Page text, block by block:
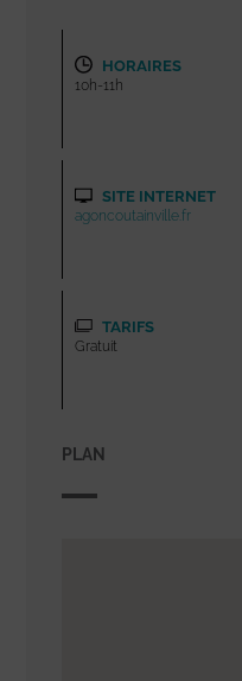
HORAIRES
10h-11h
SITE INTERNET
agoncoutainville.fr
TARIFS
Gratuit
PLAN